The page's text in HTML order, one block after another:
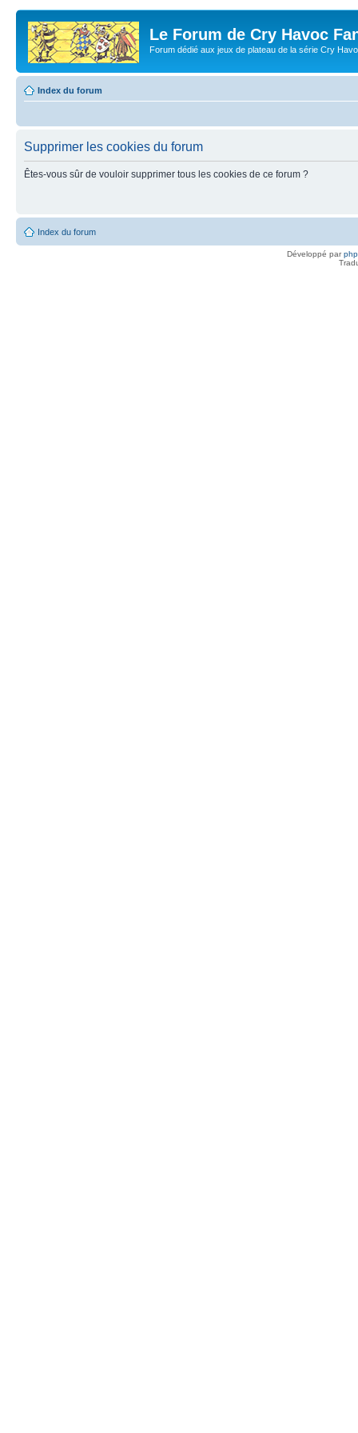
Le Forum de Cry Havoc
Forum dédié aux jeux de plateau de la série Cry
Index du forum
Supprimer les cookies du forum
Êtes-vous sûr de vouloir supprimer tous les cookies de ce forum ?
Index du forum
Développé par